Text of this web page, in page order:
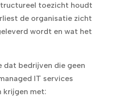
toezicht houdt
de organisatie zicht
wordt en wat het
dat bedrijven die geen
IT services
krijgen met: